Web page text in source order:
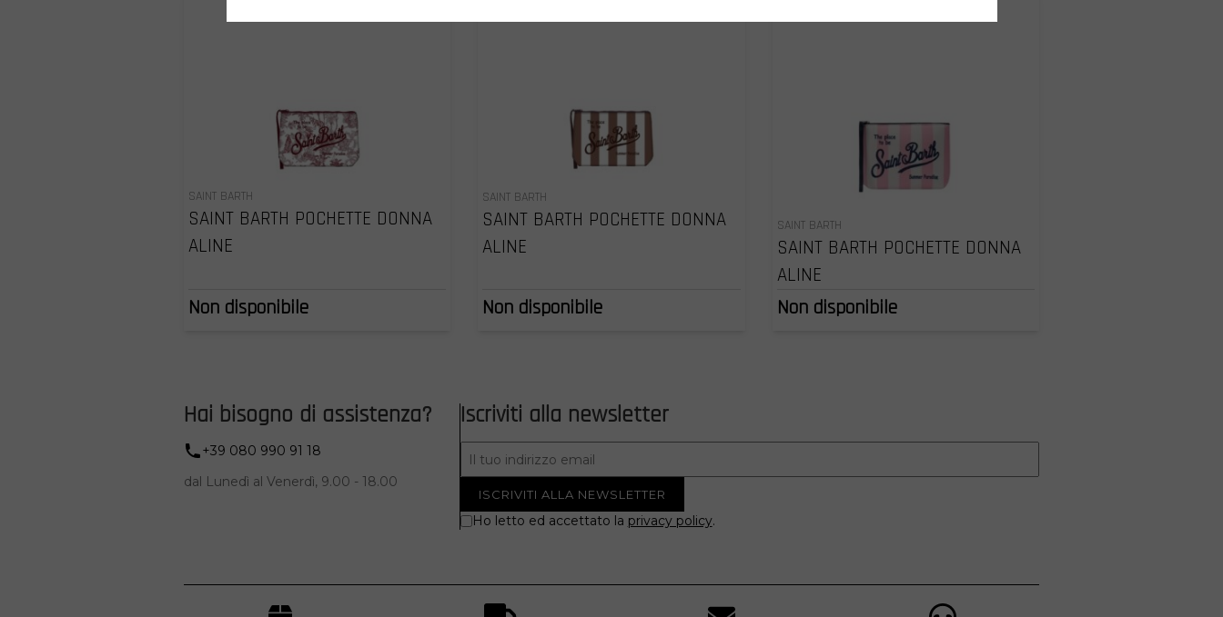
SAINT BARTH
SAINT BARTH POCHETTE DONNA
ALINE
Non disponibile
SAINT BARTH
SAINT BARTH POCHETTE DONNA
ALINE
Non disponibile
SAINT BARTH
SAINT BARTH POCHETTE DONNA
ALINE
Non disponibile
Hai bisogno di assistenza?
+39 080 990 91 18
dal Lunedì al Venerdì, 9.00 - 18.00
Iscriviti alla newsletter
Ho letto ed accettato la privacy policy.